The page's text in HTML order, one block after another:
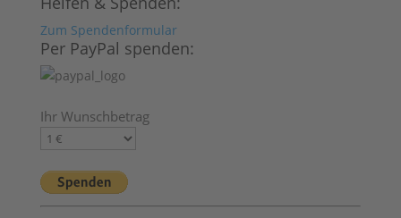
Zum Spendenformular
Per PayPal spenden:
Ihr Wunschbetrag